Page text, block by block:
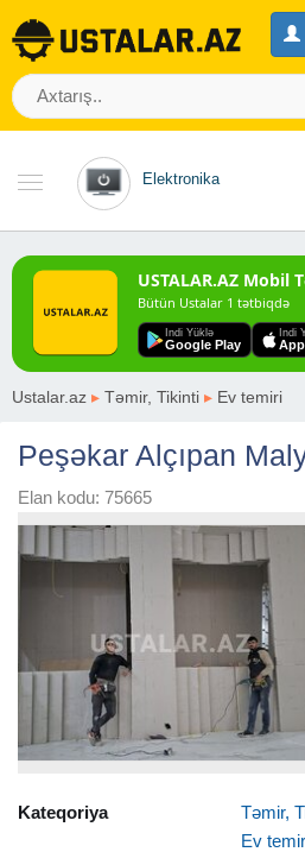
Elektronika
USTALAR.AZ Mobil
Bütün Ustalar 1 tətbiqdə
Indi Yüklə
Google Play
Indi
Ustalar.az ▸ Təmir, Tikinti ▸ Ev temiri
Peşəkar Alçıpan
Elan kodu: 75665
Kateqoriya
Təmir,
Ev